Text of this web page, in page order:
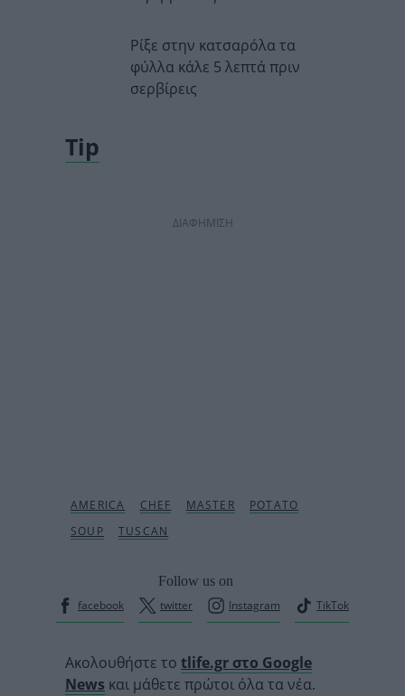
Ρίξε στην κατσαρόλα τα
φύλλα κάλε 5 λεπτά πριν
σερβίρεις
Tip
ΔΙΑΦΗΜΙΣΗ
Follow us on
facebook
twitter Instagram TikTok
Ακολουθήστε το tlife.gr στο Google
News και μάθετε πρώτοι όλα τα νέα.